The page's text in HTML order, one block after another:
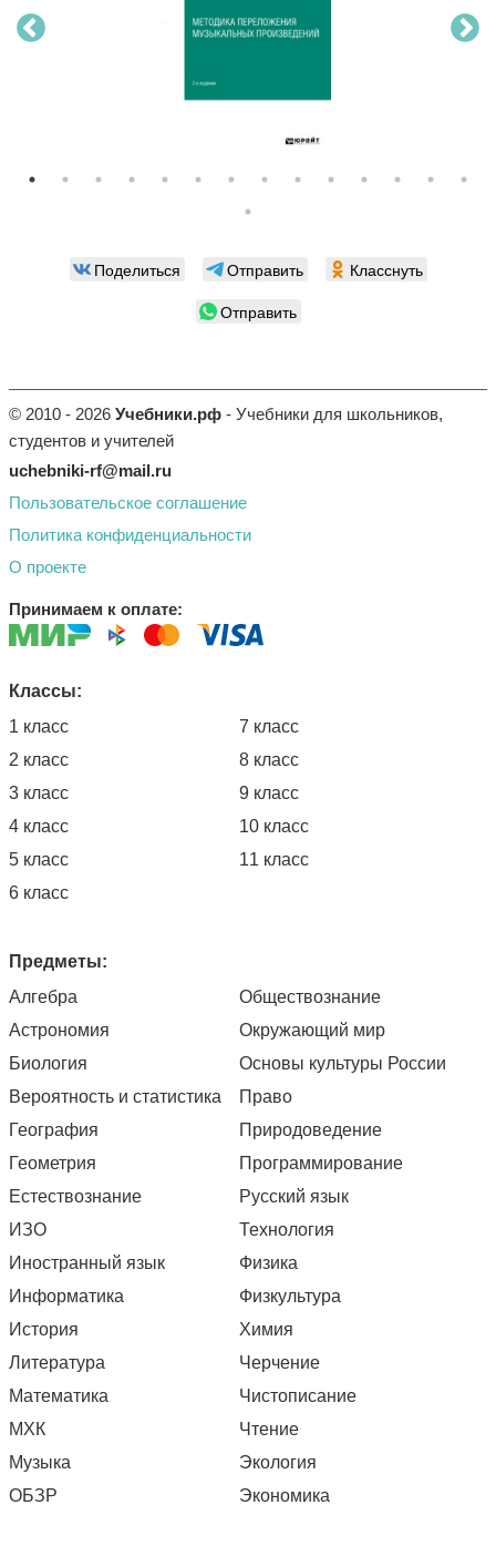
Поделиться Отправить
Класснуть
Отправить
© 2010 - 2026 Учебники.рф - Учебники для школьников,
студентов и учителей
uchebniki-rf@mail.ru
Пользовательское соглашение
Политика конфиденциальности
О проекте
Принимаем к оплате:
Классы:
1 класс
2 класс
3 класс
4 класс
5 класс
6 класс
7 класс
8 класс
9 класс
10 класс
11 класс
Предметы:
Алгебра
Астрономия
Биология
Вероятность и статистика
География
Геометрия
Естествознание
ИЗО
Иностранный язык
Информатика
История
Литература
Математика
МХК
Музыка
ОБЗР
Обществознание
Окружающий мир
Основы культуры России
Право
Природоведение
Программирование
Русский язык
Технология
Физика
Физкультура
Химия
Черчение
Чистописание
Чтение
Экология
Экономика